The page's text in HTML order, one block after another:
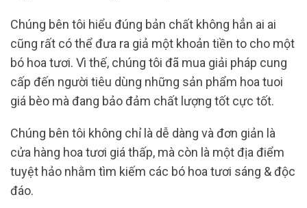
Chúng bên tôi hiểu đúng bản chất không hẳn ai ai
cũng rất có thể đưa ra giả một khoản tiền to cho một
bó hoa tươi. Vì thế, chúng tôi đã mua giải pháp cung
cấp đến người tiêu dùng những sản phẩm hoa tuoi
giá bèo mà đang bảo đảm chất lượng tốt cực tốt.
Chúng bên tôi không chỉ là dễ dàng và đơn giản là
cửa hàng hoa tươi giá thấp, mà còn là một địa điểm
tuyệt hảo nhằm tìm kiếm các bó hoa tươi sáng & độc
đáo.